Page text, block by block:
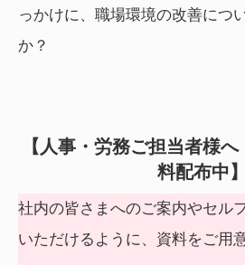
っかけに、職場環境の改善につ
か？
【人事・労務ご担当者様
料配布中】
社内の皆さまへのご案内やセル
いただけるように、資料をご用